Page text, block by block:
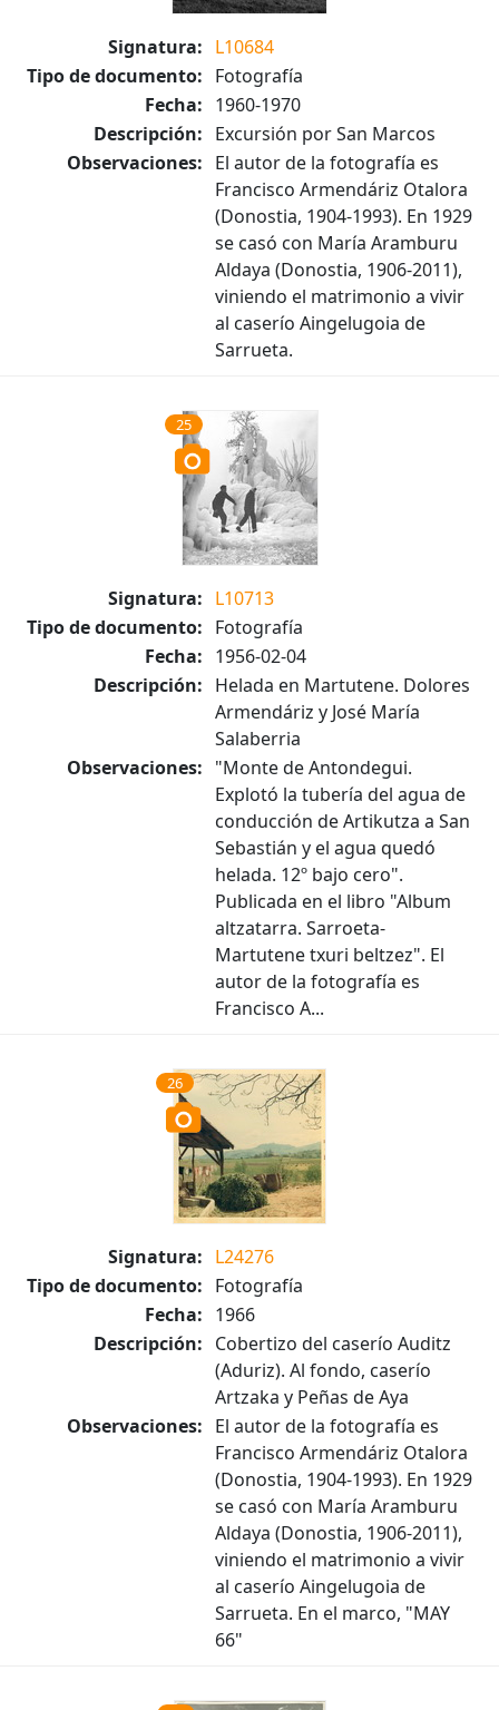
Signatura: L10684
Tipo de documento: Fotografía
Fecha: 1960-1970
Descripción: Excursión por San Marcos
Observaciones: El autor de la fotografía es
Francisco Armendáriz Otalora
(Donostia, 1904-1993). En 1929
se casó con María Aramburu
Aldaya (Donostia, 1906-2011),
viniendo el matrimonio a vivir
al caserío Aingelugoia de
Sarrueta.
25
Signatura: L10713
Tipo de documento: Fotografía
Fecha: 1956-02-04
Descripción: Helada en Martutene. Dolores
Armendáriz y José María
Salaberria
Observaciones: "Monte de Antondegui.
Explotó la tubería del agua de
conducción de Artikutza a San
Sebastián y el agua quedó
helada. 12º bajo cero".
Publicada en el libro "Album
altzatarra. Sarroeta-
Martutene txuri beltzez". El
autor de la fotografía es
Francisco A...
26
Signatura: L24276
Tipo de documento: Fotografía
Fecha: 1966
Descripción: Cobertizo del caserío Auditz
(Aduriz). Al fondo, caserío
Artzaka y Peñas de Aya
Observaciones: El autor de la fotografía es
Francisco Armendáriz Otalora
(Donostia, 1904-1993). En 1929
se casó con María Aramburu
Aldaya (Donostia, 1906-2011),
viniendo el matrimonio a vivir
al caserío Aingelugoia de
Sarrueta. En el marco, "MAY
66"